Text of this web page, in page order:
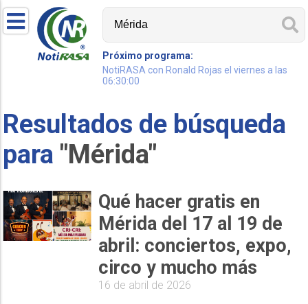
Próximo programa:
NotiRASA con Ronald Rojas el viernes a las
06:30:00
Resultados de búsqueda
para "Mérida"
Qué hacer gratis en
Mérida del 17 al 19 de
abril: conciertos, expo,
circo y mucho más
16 de abril de 2026